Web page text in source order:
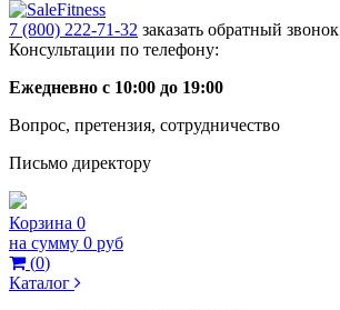
7 (800) 222-71-32 заказать обратный звонок
Консультации по телефону:
Ежедневно с 10:00 до 19:00
Вопрос, претензия, сотрудничество
Письмо директору
Корзина 0
на сумму 0 руб
(0)
Каталог